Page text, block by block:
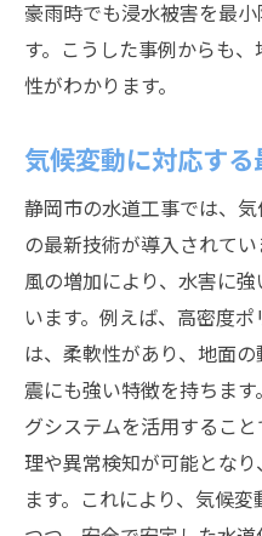
豪雨時でも浸水被害を最
す。こうした事例からも
性がわかります。
気候変動に対応す
静岡市の水道工事では、
の最新技術が導入されて
風の増加により、水害に
います。例えば、高密度
は、柔軟性があり、地面
震にも強い特徴を持ちま
グシステムを活用するこ
理や異常検知が可能とな
ます。これにより、気候